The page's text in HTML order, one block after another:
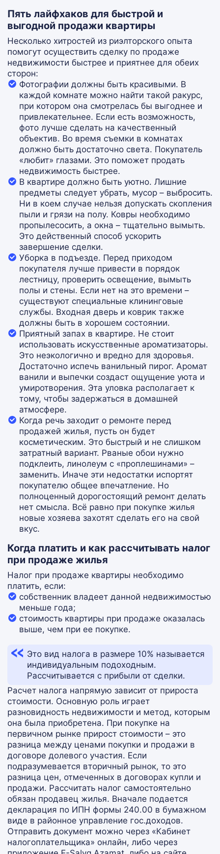
Пять лайфхаков для быстрой и
выгодной продажи квартиры
Несколько хитростей из риэлторского опыта
помогут осуществить сделку по продаже
недвижимости быстрее и приятнее для обеих
сторон:
Фотографии должны быть красивыми. В
каждой комнате можно найти такой ракурс,
при котором она смотрелась бы выгоднее и
привлекательнее. Если есть возможность,
фото лучше сделать на качественный
объектив. Во время съемки в комнатах
должно быть достаточно света. Покупатель
«любит» глазами. Это поможет продать
недвижимость быстрее.
В квартире должно быть уютно. Лишние
предметы следует убрать, мусор – выбросить.
Ни в коем случае нельзя допускать скопления
пыли и грязи на полу. Ковры необходимо
пропылесосить, а окна – тщательно вымыть.
Это действенный способ ускорить
завершение сделки.
Уборка в подъезде. Перед приходом
покупателя лучше привести в порядок
лестницу, проверить освещение, вымыть
полы и стены. Если нет на это времени –
существуют специальные клининговые
службы. Входная дверь и коврик также
должны быть в хорошем состоянии.
Приятный запах в квартире. Не стоит
использовать искусственные ароматизаторы.
Это неэкологично и вредно для здоровья.
Достаточно испечь ванильный пирог. Аромат
ванили и выпечки создаст ощущение уюта и
умиротворения. Эта уловка располагает к
тому, чтобы задержаться в домашней
атмосфере.
Когда речь заходит о ремонте перед
продажей жилья, пусть он будет
косметическим. Это быстрый и не слишком
затратный вариант. Рваные обои нужно
подклеить, линолеум с «проплешинами» –
заменить. Иначе эти недостатки испортят
покупателю общее впечатление. Но
полноценный дорогостоящий ремонт делать
нет смысла. Всё равно при покупке жилья
новые хозяева захотят сделать его на свой
вкус.
Когда платить и как рассчитывать налог
при продаже жилья
Налог при продаже квартиры необходимо
платить, если:
собственник владеет данной недвижимостью
меньше года;
стоимость квартиры при продаже оказалась
выше, чем при ее покупке.
Это вид налога в размере 10% называется
индивидуальным подоходным.
Рассчитывается с прибыли от сделки.
Расчет налога напрямую зависит от прироста
стоимости. Основную роль играет
разновидность недвижимости и метод, которым
она была приобретена. При покупке на
первичном рынке прирост стоимости – это
разница между ценами покупки и продажи в
договоре долевого участия. Если
подразумевается вторичный рынок, то это
разница цен, отмеченных в договорах купли и
продажи. Рассчитать налог самостоятельно
обязан продавец жилья. Вначале подается
декларация по ИПН формы 240.00 в бумажном
виде в районное управление гос.доходов.
Отправить документ можно через «Кабинет
налогоплательщика» онлайн, либо через